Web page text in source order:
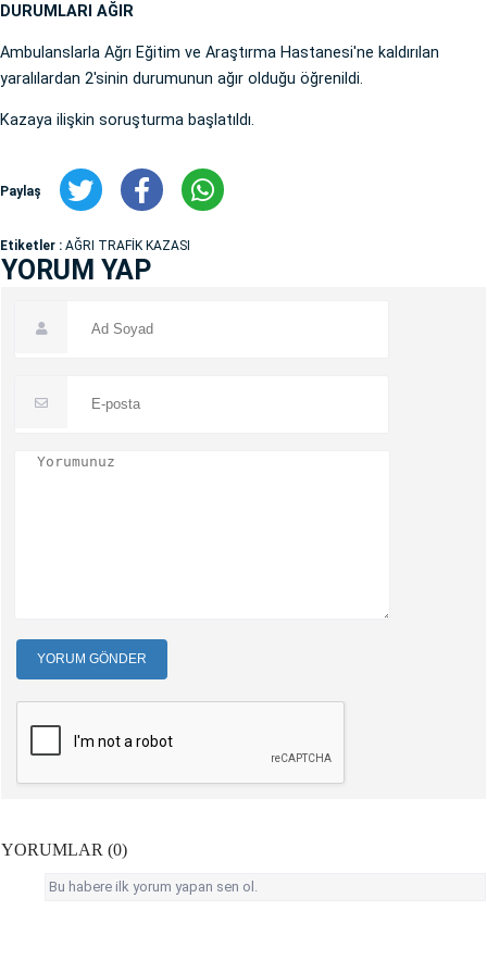
DURUMLARI AĞIR
Ambulanslarla Ağrı Eğitim ve Araştırma Hastanesi'ne kaldırılan
yaralılardan 2'sinin durumunun ağır olduğu öğrenildi.
Kazaya ilişkin soruşturma başlatıldı.
Paylaş
Etiketler : AĞRI TRAFİK KAZASI
YORUM YAP
YORUM GÖNDER
YORUMLAR (0)
Bu habere ilk yorum yapan sen ol.